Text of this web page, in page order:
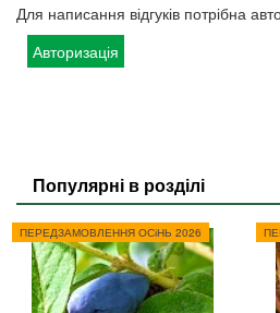
Для написання відгуків потрібна
Авторизація
Популярні в розділі
ПЕРЕДЗАМОВЛЕННЯ ОСіНЬ 2026